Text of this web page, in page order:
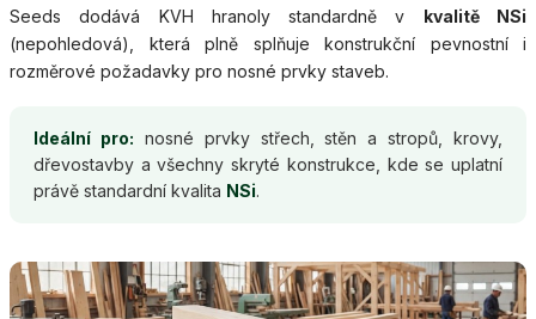
Seeds dodává KVH hranoly standardně v kvalitě NSi
(nepohledová), která plně splňuje konstrukční pevnostní i
rozměrové požadavky pro nosné prvky staveb.
Ideální pro: nosné prvky střech, stěn a stropů, krovy,
dřevostavby a všechny skryté konstrukce, kde se uplatní
právě standardní kvalita NSi.